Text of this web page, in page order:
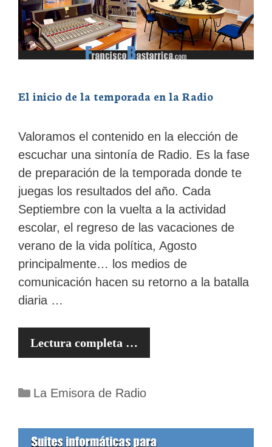
El inicio de la temporada en la Radio
Valoramos el contenido en la elección de
escuchar una sintonía de Radio. Es la fase
de preparación de la temporada donde te
juegas los resultados del año. Cada
Septiembre con la vuelta a la actividad
escolar, el regreso de las vacaciones de
verano de la vida política, Agosto
principalmente… los medios de
comunicación hacen su retorno a la batalla
diaria …
Lectura completa …
Categorías
La Emisora de Radio